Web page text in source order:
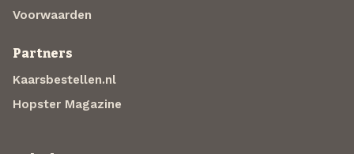
Voorwaarden
Partners
Kaarsbestellen.nl
Hopster Magazine